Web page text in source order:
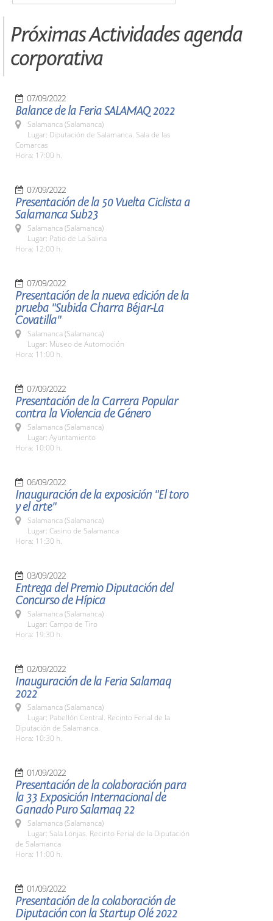
Próximas Actividades agenda
corporativa
07/09/2022
Balance de la Feria SALAMAQ 2022
Salamanca (Salamanca)
Lugar: Diputación de Salamanca. Sala de las
Comarcas
Hora: 17:00 h.
07/09/2022
Presentación de la 50 Vuelta Ciclista a
Salamanca Sub23
Salamanca (Salamanca)
Lugar: Patio de La Salina
Hora: 12:00 h.
07/09/2022
Presentación de la nueva edición de la
prueba "Subida Charra Béjar-La
Covatilla"
Salamanca (Salamanca)
Lugar: Museo de Automoción
Hora: 11:00 h.
07/09/2022
Presentación de la Carrera Popular
contra la Violencia de Género
Salamanca (Salamanca)
Lugar: Ayuntamiento
Hora: 10:00 h.
06/09/2022
Inauguración de la exposición "El toro
y el arte"
Salamanca (Salamanca)
Lugar: Casino de Salamanca
Hora: 11:30 h.
03/09/2022
Entrega del Premio Diputación del
Concurso de Hípica
Salamanca (Salamanca)
Lugar: Campo de Tiro
Hora: 19:30 h.
02/09/2022
Inauguración de la Feria Salamaq
2022
Salamanca (Salamanca)
Lugar: Pabellón Central. Recinto Ferial de la
Diputación de Salamanca.
Hora: 10:30 h.
01/09/2022
Presentación de la colaboración para
la 33 Exposición Internacional de
Ganado Puro Salamaq 22
Salamanca (Salamanca)
Lugar: Sala Lonjas. Recinto Ferial de la Diputación
de Salamanca
Hora: 11:00 h.
01/09/2022
Presentación de la colaboración de
Diputación con la Startup Olé 2022